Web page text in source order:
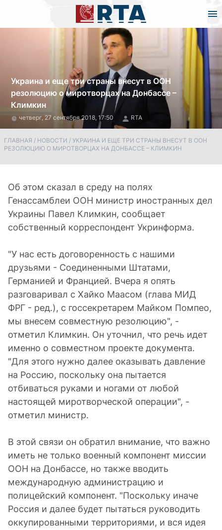
Украина и еще три страны внесут в ООН
резолюцию о миротворцах на Донбассе –
Климкин
четверг, 27 сентября 2018, 17:50 RTA
ГЛАВНАЯ / НОВОСТИ / УКРАИНА И ЕЩЕ ТРИ СТРАНЫ ВНЕСУТ В ООН
РЕЗОЛЮЦИЮ О МИРОТВОРЦАХ НА ДОНБАССЕ – КЛИМКИН
Об этом сказал в среду на полях
Генассамблеи ООН министр иностранных дел
Украины Павел Климкин, сообщает
собственный корреспондент Укринформа.
"У нас есть договоренность с нашими
друзьями - Соединенными Штатами,
Германией и Францией. Вчера я опять
разговаривал с Хайко Маасом (глава МИД
ФРГ - ред.), с госсекретарем Майком Помпео,
мы внесем совместную резолюцию", -
отметил Климкин. Он уточнил, что речь идет
именно о совместном проекте документа.
"Для этого нужно далее оказывать давление
на Россию, поскольку она пытается
отбиваться руками и ногами от любой
настоящей миротворческой операции", -
отметил министр.
В этой связи он обратил внимание, что важно
иметь не только военный компонент миссии
ООН на Донбассе, но также вводить
международную администрацию и
полицейский компонент. "Поскольку иначе
Россия и далее будет пытаться руководить
оккупированными территориями, и вся идея